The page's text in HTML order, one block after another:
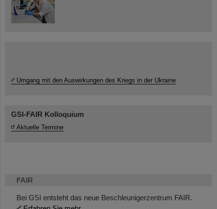
FAIR
Bei GSI entsteht das neue Beschleunigerzentrum FAIR.
Umgang mit den Auswirkungen des Kriegs in der Ukraine
GSI-FAIR Kolloquium
Aktuelle Termine